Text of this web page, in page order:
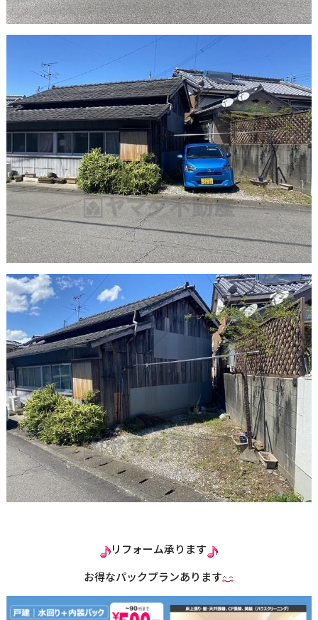
リフォーム承ります
お得なパックプランあります